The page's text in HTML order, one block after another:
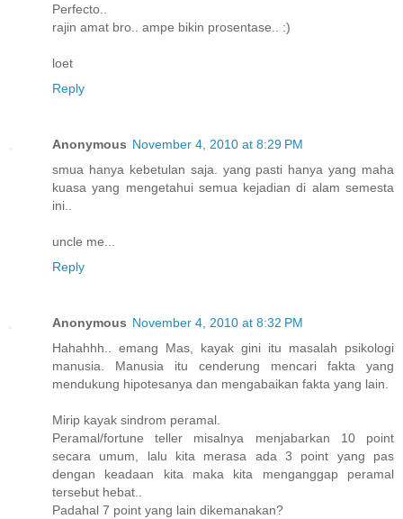
Perfecto..
rajin amat bro.. ampe bikin prosentase.. :)
loet
Reply
Anonymous November 4, 2010 at 8:29 PM
smua hanya kebetulan saja. yang pasti hanya yang maha
kuasa yang mengetahui semua kejadian di alam semesta
ini..
uncle me...
Reply
Anonymous November 4, 2010 at 8:32 PM
Hahahhh.. emang Mas, kayak gini itu masalah psikologi
manusia. Manusia itu cenderung mencari fakta yang
mendukung hipotesanya dan mengabaikan fakta yang lain.
Mirip kayak sindrom peramal.
Peramal/fortune teller misalnya menjabarkan 10 point
secara umum, lalu kita merasa ada 3 point yang pas
dengan keadaan kita maka kita menganggap peramal
tersebut hebat..
Padahal 7 point yang lain dikemanakan?